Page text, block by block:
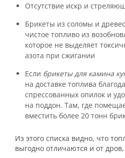
Отсутствие искр и
Брикеты из соломы и
чистое топливо из
которое не выделяет
азота при сжигании
Если брикеты для камина
на доставке топлива
спрессованных опилок и
на поддон. Там, где
вместить более 20 тонн
Из этого списка видно, что
выгодно отличаются и от дров,